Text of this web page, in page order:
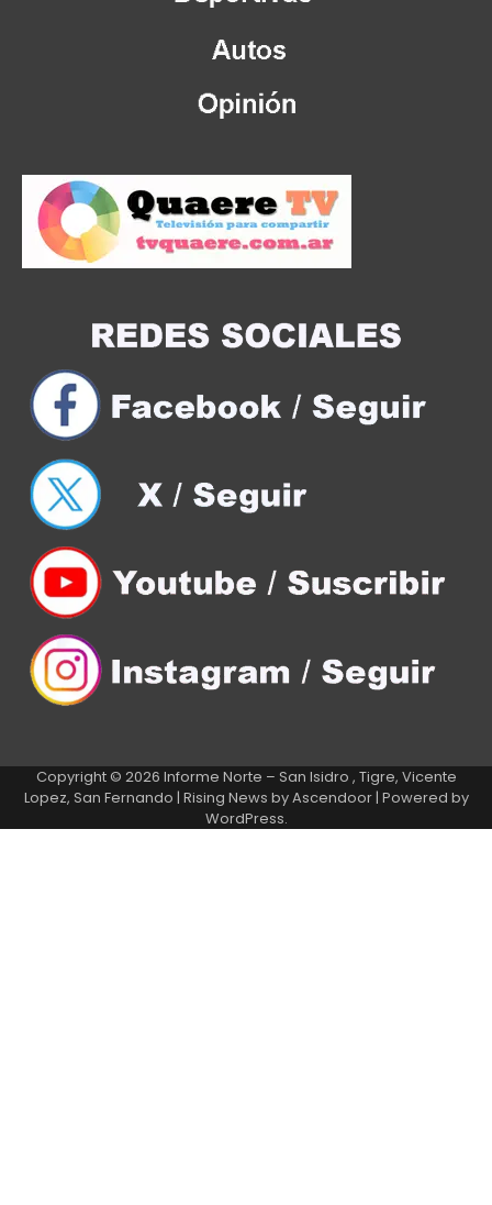
Copyright © 2026 Informe Norte – San Isidro , Tigre, Vicente
Lopez, San Fernando | Rising News byAscendoor| Powered by
WordPress.